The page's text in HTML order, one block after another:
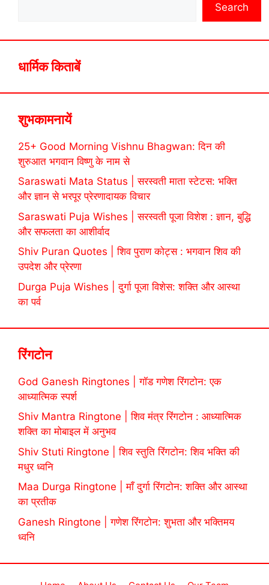
Search
धार्मिक किताबें
शुभकामनायें
25+ Good Morning Vishnu Bhagwan: दिन की
शुरुआत भगवान विष्णु के नाम से
Saraswati Mata Status | सरस्वती माता स्टेटस: भक्ति
और ज्ञान से भरपूर प्रेरणादायक विचार
Saraswati Puja Wishes | सरस्वती पूजा विशेश : ज्ञान, बुद्धि
और सफलता का आशीर्वाद
Shiv Puran Quotes | शिव पुराण कोट्स : भगवान शिव की
उपदेश और प्रेरणा
Durga Puja Wishes | दुर्गा पूजा विशेस: शक्ति और आस्था
का पर्व
रिंगटोन
God Ganesh Ringtones | गॉड गणेश रिंगटोन: एक
आध्यात्मिक स्पर्श
Shiv Mantra Ringtone | शिव मंत्र रिंगटोन : आध्यात्मिक
शक्ति का मोबाइल में अनुभव
Shiv Stuti Ringtone | शिव स्तुति रिंगटोन: शिव भक्ति की
मधुर ध्वनि
Maa Durga Ringtone | माँ दुर्गा रिंगटोन: शक्ति और आस्था
का प्रतीक
Ganesh Ringtone | गणेश रिंगटोन: शुभता और भक्तिमय
ध्वनि